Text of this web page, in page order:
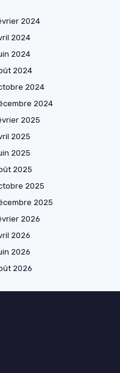
2024
2024
2024
2024
2024
2024
2025
2025
2025
2025
2025
2025
2026
2026
2026
2026